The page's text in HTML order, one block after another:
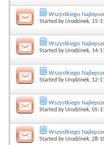
Wszystkiego
Started byUrodzinek, 15-
Wszystkiego
Started byUrodzinek, 14-
Wszystkiego
Started byUrodzinek, 12-
Wszystkiego
Started byUrodzinek, 05-
Wszystkiego
Started byUrodzinek, 28-